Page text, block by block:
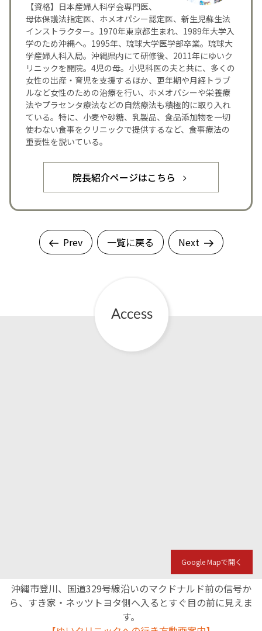
【資格】日本産婦人科学会専門医、
母体保護法指定医、ホメオパシー認定医、新生児蘇生法
インストラクター。1970年東京都生まれ、1989年大学入
学のため沖縄へ。1995年、琉球大学医学部卒業。琉球大
学産婦人科入局。沖縄県内にて研修後、2011年にゆいク
リニックを開院。4児の母。小児科医の夫と共に、多くの
女性の出産・育児を支援するほか、更年期や月経トラブ
ルなど女性のための治療を行い、ホメオパシーや栄養療
法やプラセンタ療法などの自然療法も積極的に取り入れ
ている。特に、小麦や砂糖、乳製品、食品添加物を一切
使わない食事をクリニックで提供するなど、食事療法の
重要性を説いている。
院長紹介ページはこちら
Prev 一覧に戻る Next
Google Mapで開く
沖縄市登川、国道329号線沿いのマクドナルド前の信号か
ら、すき家・ネッツトヨタ側へ入るとすぐ目の前に見えま
す。